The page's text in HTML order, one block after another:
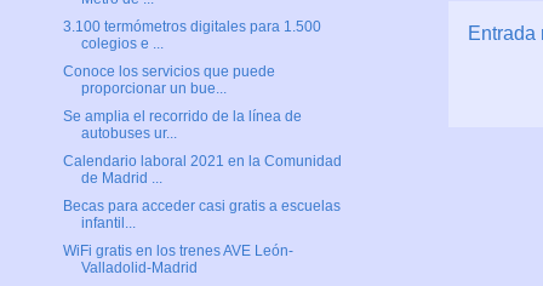
Entrada
3.100 termómetros digitales para 1.500
colegios e ...
Conoce los servicios que puede
proporcionar un bue...
Se amplia el recorrido de la línea de
autobuses ur...
Calendario laboral 2021 en la Comunidad
de Madrid ...
Becas para acceder casi gratis a escuelas
infantil...
WiFi gratis en los trenes AVE León-
Valladolid-Madrid